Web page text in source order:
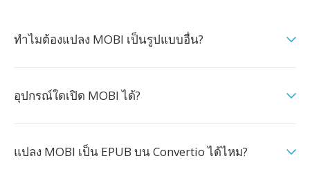
ทำไมต้องแปลง MOBI เป็นรูปแบบอื่น?
อุปกรณ์ใดเปิด MOBI ได้?
แปลง MOBI เป็น EPUB บน Convertio ได้ไหม?